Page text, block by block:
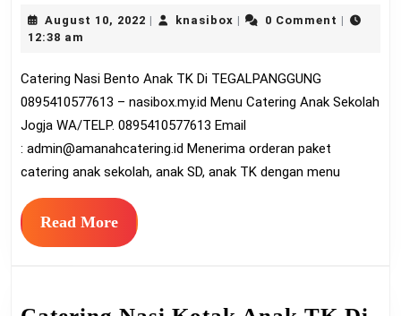
Bento
TK
Di
TEGALPANGGUNG
0895410577613
August 10, 2022 Augustknasiboxknasibox0 Comment
12:38 am
Catering Nasi Bento Anak TK Di TEGALPANGGUNG
0895410577613 – nasibox.my.id Menu Catering Anak Sekolah
Jogja WA/TELP. 0895410577613 Email
: admin@amanahcatering.id Menerima orderan paket
catering anak sekolah, anak SD, anak TK dengan menu
Read MoreRead
More